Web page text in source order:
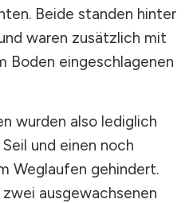
Beide standen hinter
waren zusätzlich mit
Boden eingeschlagenen
wurden also lediglich
und einen noch
Weglaufen gehindert.
ausgewachsenen